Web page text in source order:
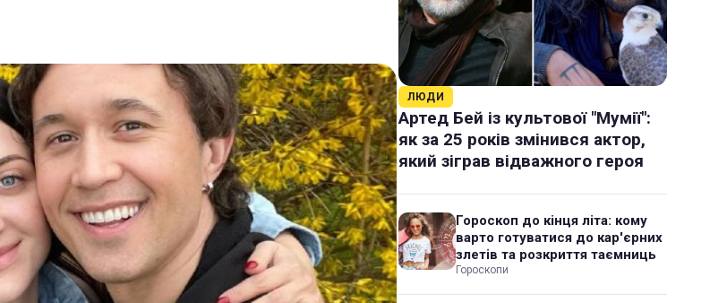
ЛЮДИ
Артед Бей із культової "Мумії":
як за 25 років змінився актор,
який зіграв відважного героя
Гороскоп до кінця літа: кому
варто готуватися до кар'єрних
злетів та розкриття таємниць
Гороскопи